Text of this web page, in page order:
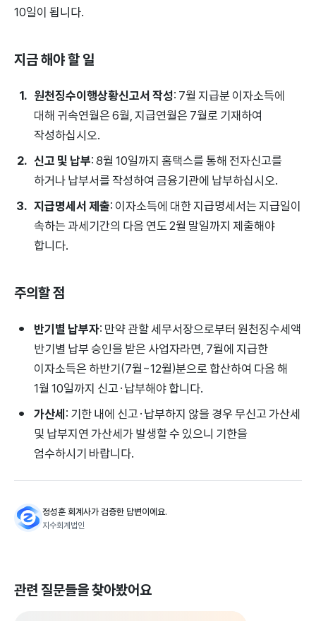
10일이 됩니다.
지금 해야 할 일
원천징수이행상황신고서 작성: 7월 지급분 이자소득에
대해 귀속연월은 6월, 지급연월은 7월로 기재하여
작성하십시오.
신고 및 납부: 8월 10일까지 홈택스를 통해 전자신고를
하거나 납부서를 작성하여 금융기관에 납부하십시오.
지급명세서 제출: 이자소득에 대한 지급명세서는 지급일이
속하는 과세기간의 다음 연도 2월 말일까지 제출해야
합니다.
주의할 점
반기별 납부자: 만약 관할 세무서장으로부터 원천징수세액
반기별 납부 승인을 받은 사업자라면, 7월에 지급한
이자소득은 하반기(7월~12월)분으로 합산하여 다음 해
1월 10일까지 신고·납부해야 합니다.
가산세: 기한 내에 신고·납부하지 않을 경우 무신고 가산세
및 납부지연 가산세가 발생할 수 있으니 기한을
엄수하시기 바랍니다.
정성훈 회계사가 검증한 답변이에요.
지수회계법인
관련 질문들을 찾아봤어요